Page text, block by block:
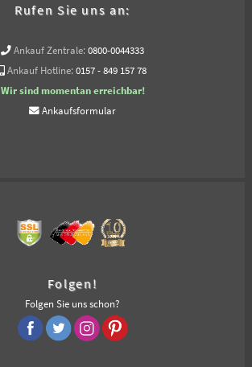
Rufen Sie uns an:
Ankauf Zentrale: 0800-0044333
Ankauf Hotline: 0157 - 849 157 78
Wir sind momentan erreichbar!
Ankaufsformular
Folgen!
Folgen Sie uns schon?